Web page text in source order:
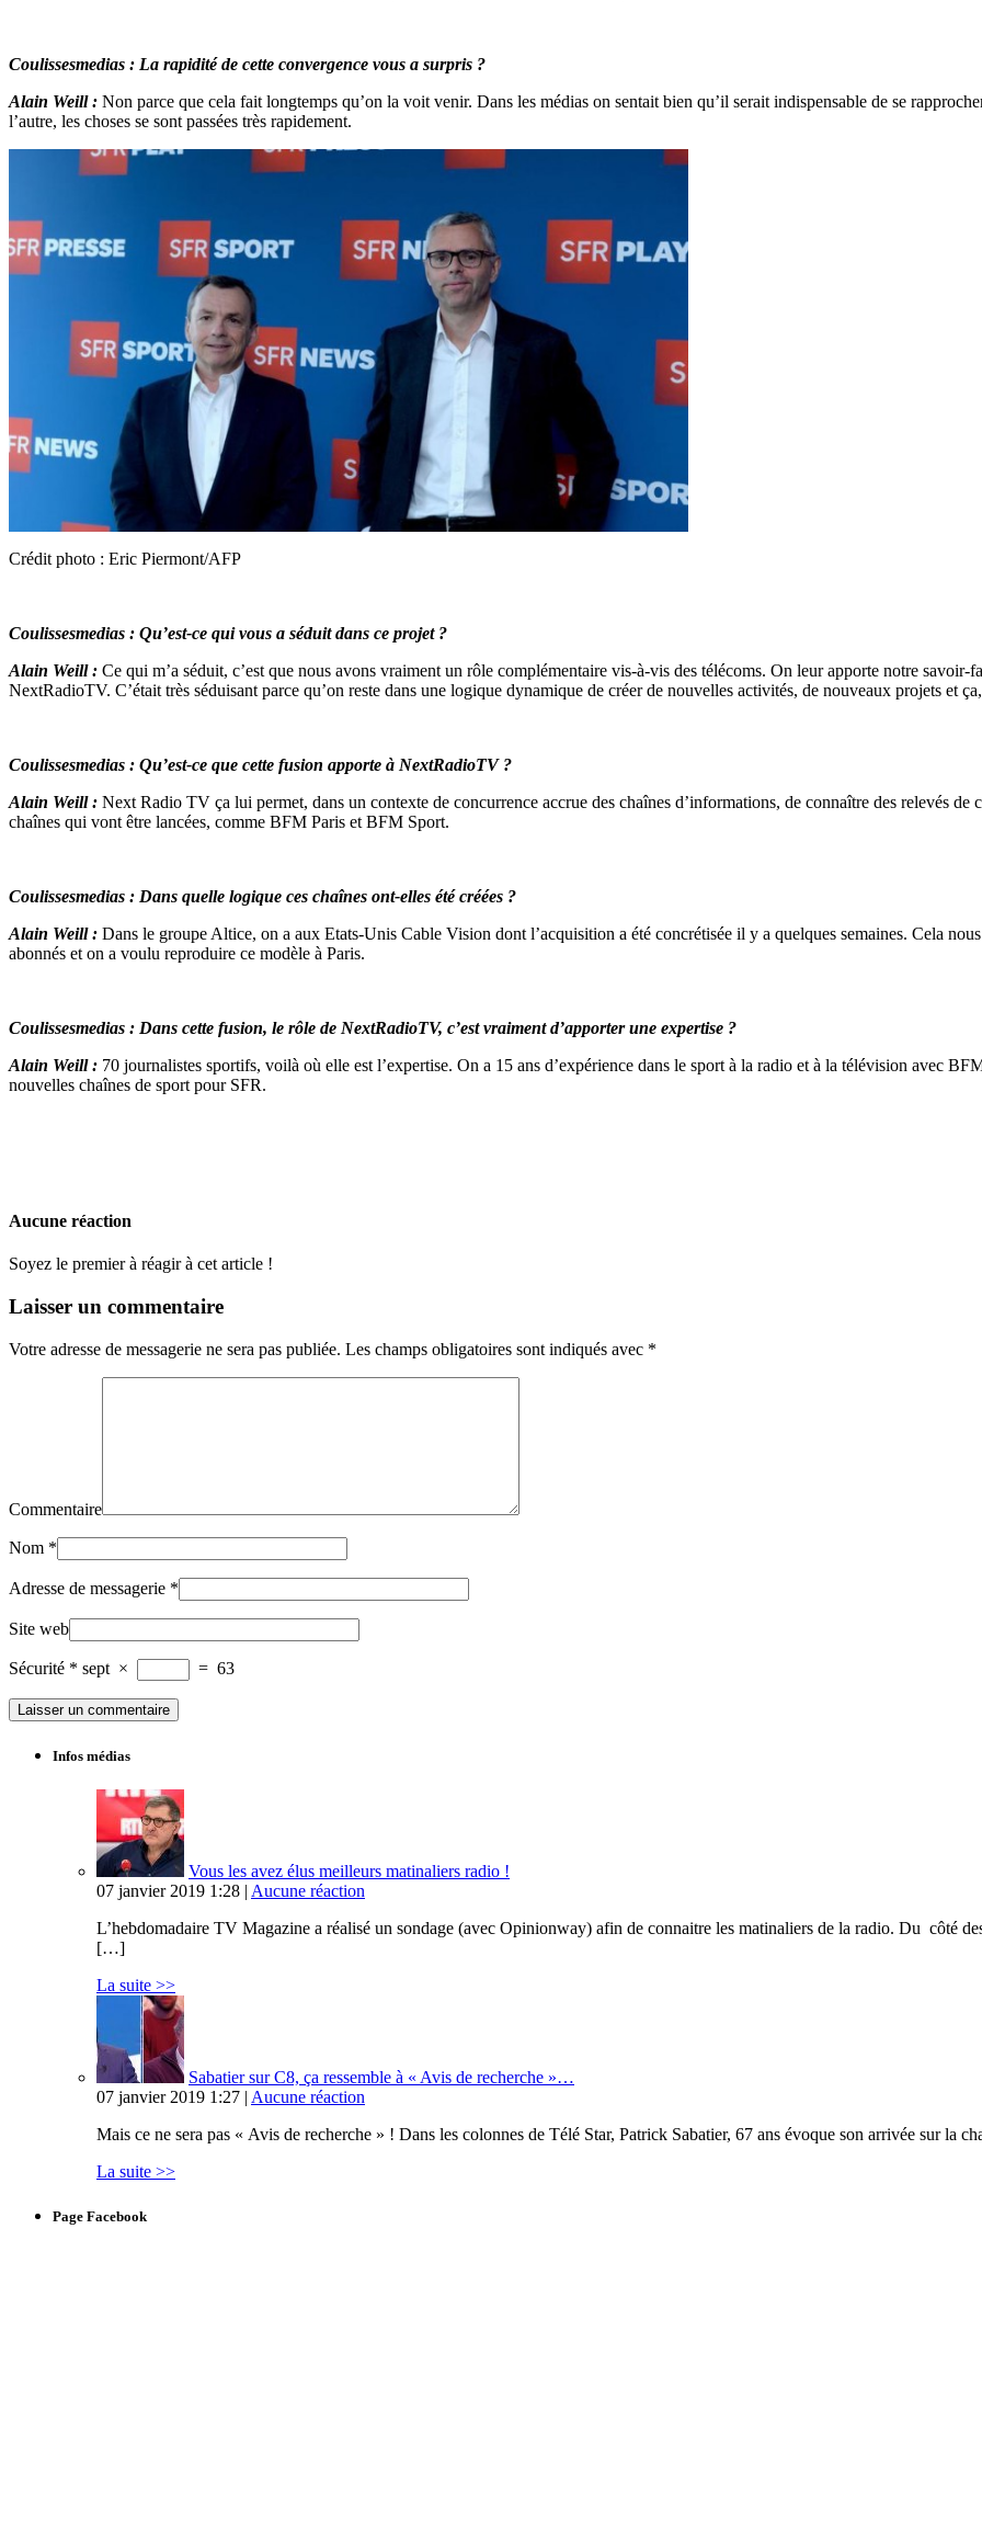
Coulissesmedias : La rapidité de cette convergence vous a surpris ?
Alain Weill : Non parce que cela fait longtemps qu’on la voit venir. Dans les médias on sentait bien qu’il serait indispensable de se
l’autre, les choses se sont passées très rapidement.
Crédit photo : Eric Piermont/AFP
Coulissesmedias : Qu’est-ce qui vous a séduit dans ce projet ?
Alain Weill : Ce qui m’a séduit, c’est que nous avons vraiment un rôle complémentaire vis-à-vis des télécoms. On leur apporte notre
NextRadioTV. C’était très séduisant parce qu’on reste dans une logique dynamique de créer de nouvelles activités, de nouveaux projets et
Coulissesmedias : Qu’est-ce que cette fusion apporte à NextRadioTV ?
Alain Weill : Next Radio TV ça lui permet, dans un contexte de concurrence accrue des chaînes d’informations, de connaître des relevés de
chaînes qui vont être lancées, comme BFM Paris et BFM Sport.
Coulissesmedias : Dans quelle logique ces chaînes ont-elles été créées ?
Alain Weill : Dans le groupe Altice, on a aux Etats-Unis Cable Vision dont l’acquisition a été concrétisée il y a quelques semaines. Cela
abonnés et on a voulu reproduire ce modèle à Paris.
Coulissesmedias : Dans cette fusion, le rôle de NextRadioTV, c’est vraiment d’apporter une expertise ?
Alain Weill : 70 journalistes sportifs, voilà où elle est l’expertise. On a 15 ans d’expérience dans le sport à la radio et à la télévision avec
nouvelles chaînes de sport pour SFR.
Aucune réaction
Soyez le premier à réagir à cet article !
Laisser un commentaire
Votre adresse de messagerie ne sera pas publiée. Les champs obligatoires sont indiqués avec *
Commentaire
Nom *
Adresse de messagerie *
Site web
Sécurité * sept × = 63
Infos médias
Vous les avez élus meilleurs matinaliers radio !
07 janvier 2019 1:28 | Aucune réaction
L’hebdomadaire TV Magazine a réalisé un sondage (avec Opinionway) afin de connaitre les matinaliers de la radio. Du côté
[…]
La suite >>
Sabatier sur C8, ça ressemble à « Avis de recherche »…
07 janvier 2019 1:27 | Aucune réaction
Mais ce ne sera pas « Avis de recherche » ! Dans les colonnes de Télé Star, Patrick Sabatier, 67 ans évoque son arrivée sur la
La suite >>
Page Facebook